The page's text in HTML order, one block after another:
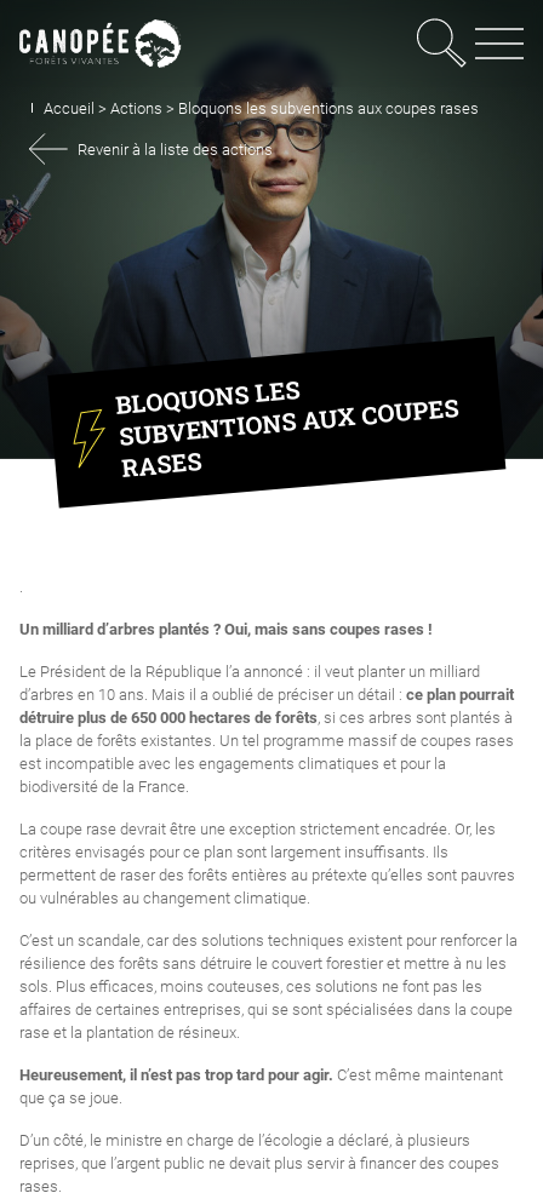
OUVRIR LE
Accueil > Actions > Bloquons les subventions aux coupes rases
Revenir à la liste des actions
BLOQUONS LES
SUBVENTIONS AUX COUPES
RASES
.
Un milliard d’arbres plantés ? Oui, mais sans coupes rases !
Le Président de la République l’a annoncé : il veut planter un milliard
d’arbres en 10 ans. Mais il a oublié de préciser un détail : ce plan pourrait
détruire plus de 650 000 hectares de forêts, si ces arbres sont plantés à
la place de forêts existantes. Un tel programme massif de coupes rases
est incompatible avec les engagements climatiques et pour la
biodiversité de la France.
La coupe rase devrait être une exception strictement encadrée. Or, les
critères envisagés pour ce plan sont largement insuffisants. Ils
permettent de raser des forêts entières au prétexte qu’elles sont pauvres
ou vulnérables au changement climatique.
C’est un scandale, car des solutions techniques existent pour renforcer la
résilience des forêts sans détruire le couvert forestier et mettre à nu les
sols. Plus efficaces, moins couteuses, ces solutions ne font pas les
affaires de certaines entreprises, qui se sont spécialisées dans la coupe
rase et la plantation de résineux.
Heureusement, il n’est pas trop tard pour agir. C’est même maintenant
que ça se joue.
D’un côté, le ministre en charge de l’écologie a déclaré, à plusieurs
reprises, que l’argent public ne devait plus servir à financer des coupes
rases.